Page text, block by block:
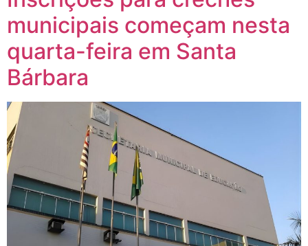
municipais começam nesta
quarta-feira em Santa
Bárbara